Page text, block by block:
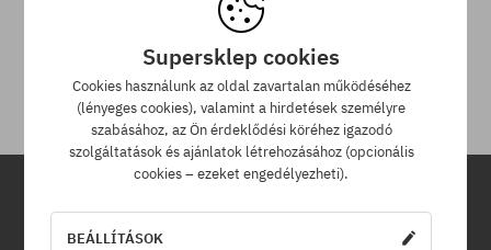
A termék visszaküldésére a csomag kézhezvételétől számítva
30 napod van.
Supersklep cookies
Cookies használunk az oldal zavartalan működéséhez
(lényeges cookies), valamint a hirdetések személyre
szabásához, az Ön érdeklődési köréhez igazodó
szolgáltatások és ajánlatok létrehozásához (opcionális
cookies – ezeket engedélyezheti).
BEÁLLÍTÁSOK